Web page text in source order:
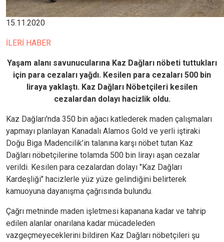
15.11.2020
İLERİ HABER
Yaşam alanı savunucularına Kaz Dağları nöbeti tuttukları
için para cezaları yağdı. Kesilen para cezaları 500 bin
liraya yaklaştı. Kaz Dağları Nöbetçileri kesilen
cezalardan dolayı hacizlik oldu.
Kaz Dağları'nda 350 bin ağacı katlederek maden çalışmaları
yapmayı planlayan Kanadalı Alamos Gold ve yerli iştiraki
Doğu Biga Madencilik’in talanına karşı nöbet tutan Kaz
Dağları nöbetçilerine tolamda 500 bin lirayı aşan cezalar
verildi. Kesilen para cezalardan dolayı "Kaz Dağları
Kardeşliği" hacizlerle yüz yüze gelindiğini belirterek
kamuoyuna dayanışma çağrısında bulundu.
Çağrı metninde maden işletmesi kapanana kadar ve tahrip
edilen alanlar onarılana kadar mücadeleden
vazgeçmeyeceklerini bildiren Kaz Dağları nöbetçileri şu